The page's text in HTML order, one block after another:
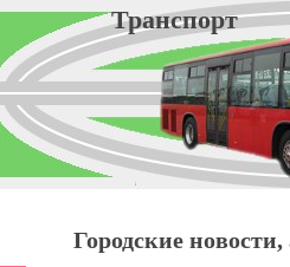
Городские